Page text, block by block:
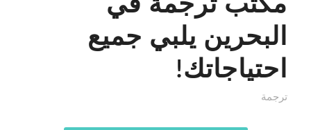
البحرين يلبي جميع
احتياجاتك!
ترجمة